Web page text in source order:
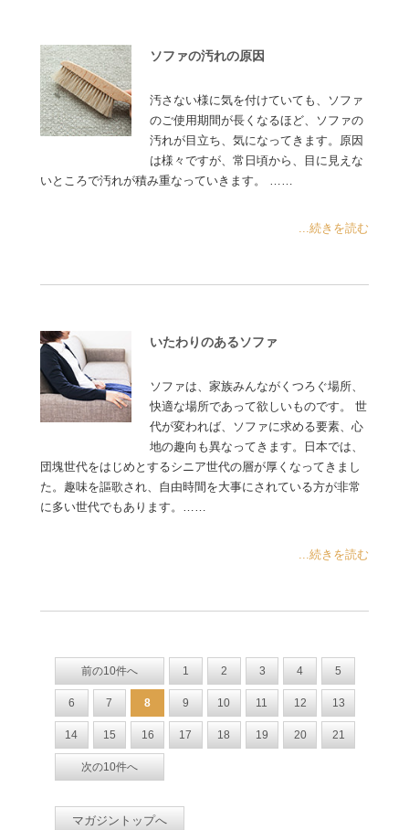
ソファの汚れの原因
汚さない様に気を付けていても、ソファ
のご使用期間が長くなるほど、ソファの
汚れが目立ち、気になってきます。原因
は様々ですが、常日頃から、目に見えな
いところで汚れが積み重なっていきます。 ……
...続きを読む
いたわりのあるソファ
ソファは、家族みんながくつろぐ場所、
快適な場所であって欲しいものです。 世
代が変われば、ソファに求める要素、心
地の趣向も異なってきます。日本では、
団塊世代をはじめとするシニア世代の層が厚くなってきまし
た。趣味を謳歌され、自由時間を大事にされている方が非常
に多い世代でもあります。……
...続きを読む
前の10件へ 1 2 3 4 5
6 7 8 9 10 11 12 13
14 15 16 17 18 19 20 21
次の10件へ
マガジントップへ